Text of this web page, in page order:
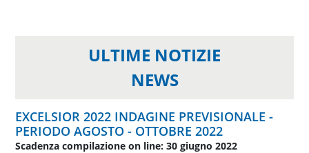
ULTIME NOTIZIE
NEWS
EXCELSIOR 2022 INDAGINE PREVISIONALE -
PERIODO AGOSTO - OTTOBRE 2022
Scadenza compilazione on line: 30 giugno 2022